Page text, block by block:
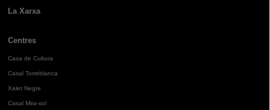
La Xarxa
Centres
Casa de Cultura
Casal Torreblanca
Xalet Negre
Casal Mira-sol